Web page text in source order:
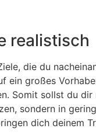
realistisch
die du
ein großes
Somit sollst du
sondern in
dich deinem